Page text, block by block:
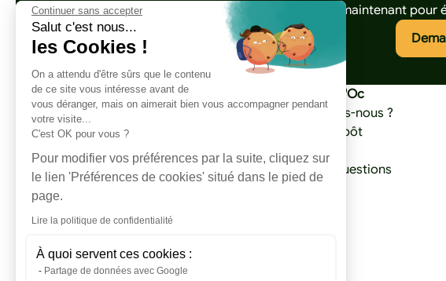
Continuer sans accepter
Salut c'est nous...
les Cookies !
On a attendu d'être sûrs que le contenu
de ce site vous intéresse avant de
vous déranger, mais on aimerait bien vous accompagner pendant
votre visite...
C'est OK pour vous ?
Pour modifier vos préférences par la suite, cliquez sur
le lien 'Préférences de cookies' situé dans le pied de
page.
Lire la politique de confidentialité
À quoi servent ces cookies :
Partage de données avec Google
nous dès maintenant
Au Jardin d'Oc
Qui sommes-nous ?
Crédit d'Impôt
Notre Blog
Foire aux questions
Lexique